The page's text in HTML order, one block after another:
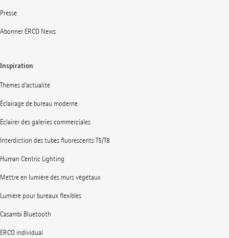
Presse
Abonner ERCO News
Inspiration
Thèmes d’actualité
Éclairage de bureau moderne
Éclairer des galeries commerciales
Interdiction des tubes fluorescents T5/T8
Human Centric Lighting
Mettre en lumière des murs végétaux
Lumière pour bureaux flexibles
Casambi Bluetooth
ERCO individual